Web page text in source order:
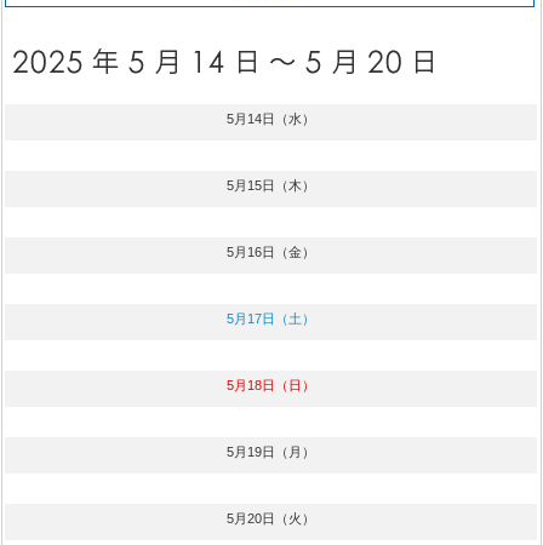
5月14日（水）
5月15日（木）
5月16日（金）
5月17日（土）
5月18日（日）
5月19日（月）
5月20日（火）